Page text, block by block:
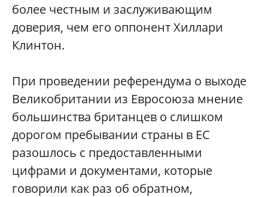
более честным и заслуживающим
доверия, чем его оппонент Хиллари
Клинтон.
При проведении референдума о выходе
Великобритании из Евросоюза мнение
большинства британцев о слишком
дорогом пребывании страны в ЕС
разошлось с предоставленными
цифрами и документами, которые
говорили как раз об обратном,